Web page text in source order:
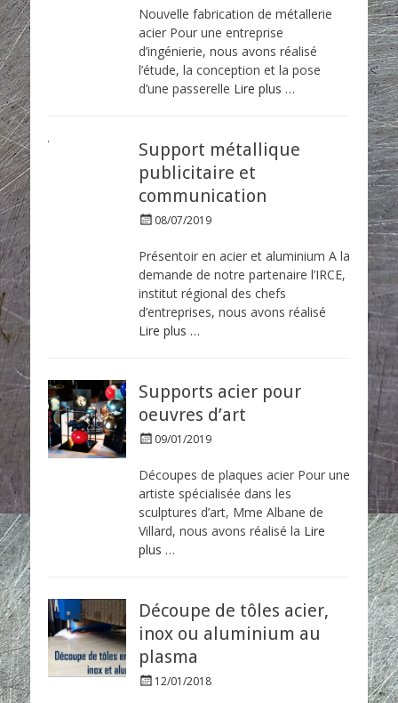
s
e
d
o
n
Nouvelle fabrication de métallerie
acier Pour une entreprise
d’ingénierie, nous avons réalisé
l’étude, la conception et la pose
d’une passerelle Lire plus …
Support métallique
publicitaire et
communication
P
s
e
d
o
n
08/07/2019
Présentoir en acier et aluminium A la
demande de notre partenaire l’IRCE,
institut régional des chefs
d’entreprises, nous avons réalisé
Lire plus …
Supports acier pour
oeuvres d’art
P
s
e
d
o
n
09/01/2019
Découpes de plaques acier Pour une
artiste spécialisée dans les
sculptures d’art, Mme Albane de
Villard, nous avons réalisé la Lire
plus …
Découpe de tôles acier,
inox ou aluminium au
plasma
P
12/01/2018